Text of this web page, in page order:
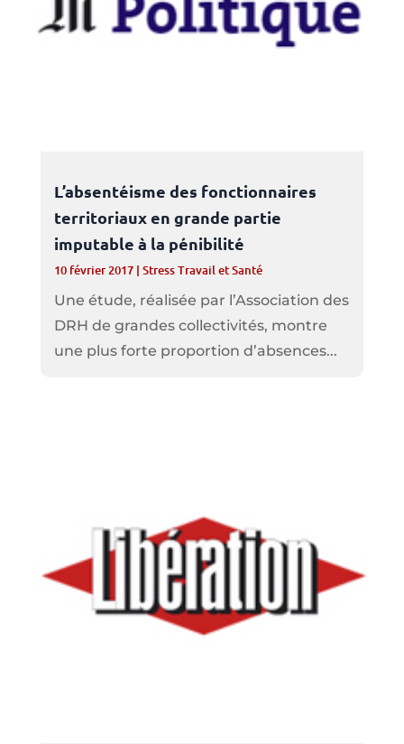
L’absentéisme des fonctionnaires
territoriaux en grande partie
imputable à la pénibilité
10 février 2017| Stress Travail et Santé
Une étude, réalisée par l’Association des
DRH de grandes collectivités, montre
une plus forte proportion d’absences...